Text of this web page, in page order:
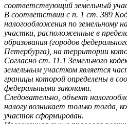
соответствующий земельный
В соответствии с п. 1 ст. 389
налогообложения по земельному
участки, расположенные в
образования (городов
Петербурга), на территории
Согласно ст. 11.1 Земельного
земельным участком является
границы которой определены в
федеральными законами.
Следовательно, объект
налогу возникает только тогда,
участок сформирован.